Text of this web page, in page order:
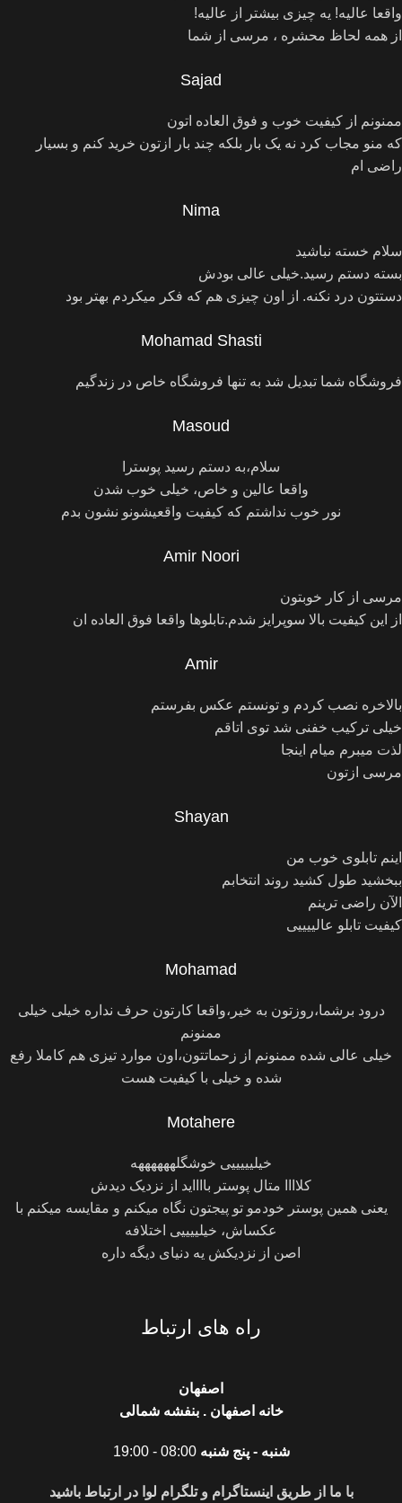
واقعا عالیه! یه چیزی بیشتر از عالیه!
از همه لحاظ محشره ، مرسی از شما
Sajad
ممنونم از کیفیت خوب و فوق العاده اتون
که منو مجاب کرد نه یک بار بلکه چند بار ازتون خرید کنم و بسیار
راضی ام
Nima
سلام خسته نباشید
بسته دستم رسید.‌خیلی عالی بودش
دستتون درد نکنه. از اون چیزی هم که فکر میکردم بهتر بود
Mohamad Shasti
فروشگاه شما تبدیل شد به تنها فروشگاه خاص در زندگیم
Masoud
سلام،به دستم رسید پوسترا
واقعا عالین و خاص، خیلی خوب شدن
نور خوب نداشتم که کیفیت واقعیشونو نشون بدم
Amir Noori
مرسی از کار خوبتون
از این کیفیت بالا سوپرایز شدم.تابلوها واقعا فوق العاده ان
Amir
بالاخره نصب کردم و تونستم عکس بفرستم
خیلی ترکیب خفنی شد توی اتاقم
لذت میبرم میام اینجا
مرسی ازتون
Shayan
اینم تابلوی خوب من
ببخشید طول کشید روند انتخابم
الآن راضی ترینم
کیفیت تابلو عالییییی
Mohamad
درود برشما،روزتون به خیر،واقعا کارتون حرف نداره خیلی خیلی
ممنونم
خیلی عالی شده ممنونم از زحماتتون،اون موارد تیزی هم کاملا رفع
شده و خیلی با کیفیت هست
Motahere
خیلیییییی خوشگلههههههه
کلاااا متال پوستر بااااید از نزدیک دیدش
یعنی همین پوستر خودمو تو پیجتون نگاه میکنم و مقایسه میکنم با
عکساش، خیلییییی اختلافه
اصن از نزدیکش یه دنیای دیگه داره
راه های ارتباط
اصفهان
خانه اصفهان . بنفشه شمالی
شنبه - پنج شنبه 08:00 - 19:00
با ما از طریق اینستاگرام و تلگرام لوا در ارتباط باشید